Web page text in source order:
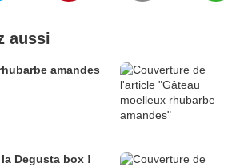
aussi
amandes
Degusta box !